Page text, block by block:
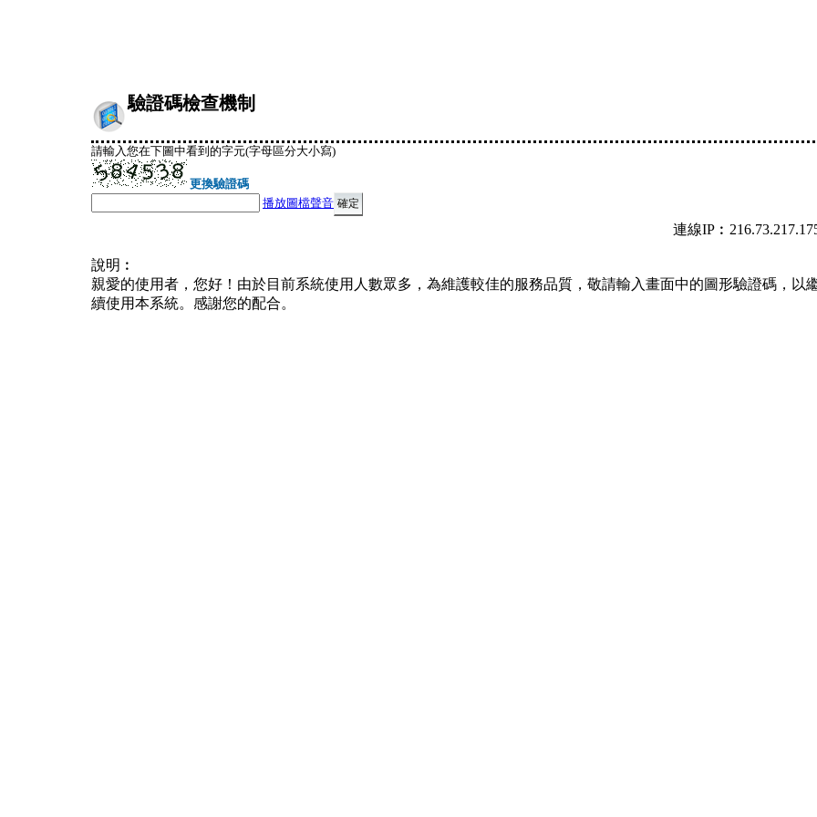
驗證碼檢查機制
請輸入您在下圖中看到的字元(字母區分大小寫)
更換驗證碼
播放圖檔聲音
連線
說明︰
親愛的使用者，您好！由於目前系統使用人數眾多，為維護較佳的服務品質，敬請輸入畫面中的圖形驗證碼，以
續使用本系統。感謝您的配合。